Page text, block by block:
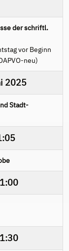
der schriftl.
vor Beginn
neu)
2025
Stadt-